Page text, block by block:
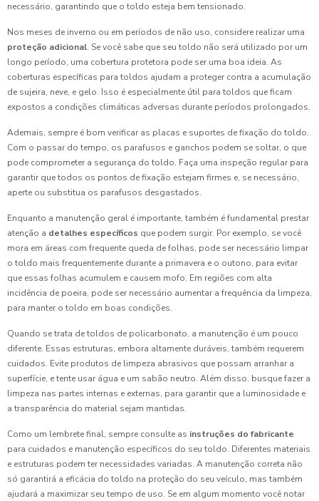
necessário, garantindo que o toldo esteja bem tensionado.
Nos meses de inverno ou em períodos de não uso, considere realizar uma
proteção adicional. Se você sabe que seu toldo não será utilizado por um
longo período, uma cobertura protetora pode ser uma boa ideia. As
coberturas específicas para toldos ajudam a proteger contra a acumulação
de sujeira, neve, e gelo. Isso é especialmente útil para toldos que ficam
expostos a condições climáticas adversas durante períodos prolongados.
Ademais, sempre é bom verificar as placas e suportes de fixação do toldo.
Com o passar do tempo, os parafusos e ganchos podem se soltar, o que
pode comprometer a segurança do toldo. Faça uma inspeção regular para
garantir que todos os pontos de fixação estejam firmes e, se necessário,
aperte ou substitua os parafusos desgastados.
Enquanto a manutenção geral é importante, também é fundamental prestar
atenção a detalhes específicos que podem surgir. Por exemplo, se você
mora em áreas com frequente queda de folhas, pode ser necessário limpar
o toldo mais frequentemente durante a primavera e o outono, para evitar
que essas folhas acumulem e causem mofo. Em regiões com alta
incidência de poeira, pode ser necessário aumentar a frequência da limpeza,
para manter o toldo em boas condições.
Quando se trata de toldos de policarbonato, a manutenção é um pouco
diferente. Essas estruturas, embora altamente duráveis, também requerem
cuidados. Evite produtos de limpeza abrasivos que possam arranhar a
superfície, e tente usar água e um sabão neutro. Além disso, busque fazer a
limpeza nas partes internas e externas, para garantir que a luminosidade e
a transparência do material sejam mantidas.
Como um lembrete final, sempre consulte as instruções do fabricante
para cuidados e manutenção específicos do seu toldo. Diferentes materiais
e estruturas podem ter necessidades variadas. A manutenção correta não
só garantirá a eficácia do toldo na proteção do seu veículo, mas também
ajudará a maximizar seu tempo de uso. Se em algum momento você notar